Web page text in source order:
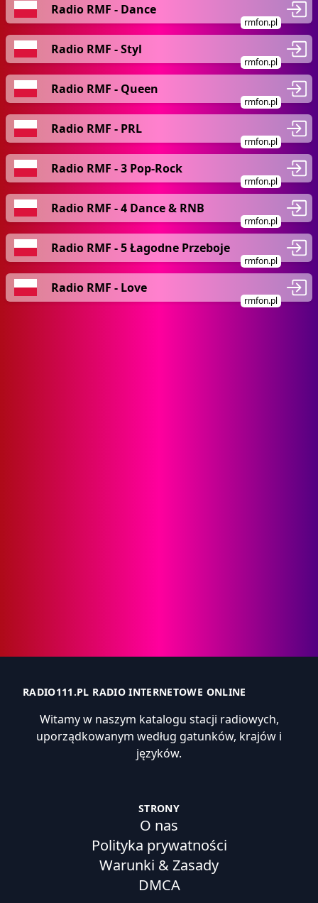
Radio RMF - Dance
rmfon.pl
Radio RMF - Styl
rmfon.pl
Radio RMF - Queen
rmfon.pl
Radio RMF - PRL
rmfon.pl
Radio RMF - 3 Pop-Rock
rmfon.pl
Radio RMF - 4 Dance & RNB
rmfon.pl
Radio RMF - 5 Łagodne Przeboje
rmfon.pl
Radio RMF - Love
rmfon.pl
RADIO111.PL RADIO INTERNETOWE ONLINE
Witamy w naszym katalogu stacji radiowych,
uporządkowanym według gatunków, krajów i
języków.
STRONY
O nas
Polityka prywatności
Warunki & Zasady
DMCA